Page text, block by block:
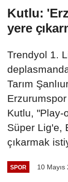
Kutlu:
yere
Trendyol 1.
Tarım
Kutlu, "Play-
Süper Lig'e,
çıkarmak
SPOR 10